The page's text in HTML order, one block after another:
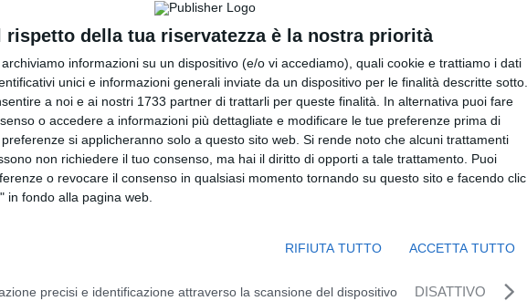
rispetto della tua riservatezza è la nostra priorità
informazioni su un dispositivo (e/o vi accediamo), quali cookie e trattiamo i dati
unici e informazioni generali inviate da un dispositivo per le finalità descritte sotto.
a noi e ai nostri 1733 partner di trattarli per queste finalità. In alternativa puoi fare
o accedere a informazioni più dettagliate e modificare le tue preferenze prima di
si applicheranno solo a questo sito web. Si rende noto che alcuni trattamenti
non richiedere il tuo consenso, ma hai il diritto di opporti a tale trattamento. Puoi
o revocare il consenso in qualsiasi momento tornando su questo sito e facendo clic
in fondo alla pagina web.
RIFIUTA TUTTO ACCETTA TUTTO
precisi e identificazione attraverso la scansione del dispositivo DISATTIVO
per chi proviene da Bologna;
da Bologna, il ramo di allacciamento sulla
della A21 Torino-Piacenza-Brescia, verso
stazioni:
58+200;
da Bologna, Fidenza, al km 90+500;
sulla A1 verso Milano e immettersi sulla A21 verso
58+500.
chiusa l’area di parcheggio “Chiaravalle ovest”,
Fidenza, verso Bologna.